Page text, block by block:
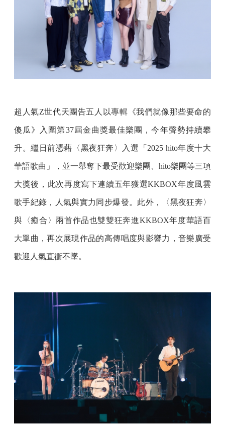
超人氣Z世代天團告五人以專輯《我們就像那些要命的
傻瓜》入圍第37屆金曲獎最佳樂團，今年聲勢持續攀
升。繼日前憑藉〈黑夜狂奔〉入選「2025 hito年度十大
華語歌曲」，並一舉奪下最受歡迎樂團、hito樂團等三項
大獎後，此次再度寫下連續五年獲選KKBOX年度風雲
歌手紀錄，人氣與實力同步爆發。此外，〈黑夜狂奔〉
與〈癒合〉兩首作品也雙雙狂奔進KKBOX年度華語百
大單曲，再次展現作品的高傳唱度與影響力，音樂廣受
歡迎人氣直衝不墜。